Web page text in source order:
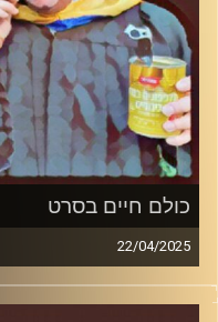
כולם חיים בסרט
22/04/2025
המערכת הפוליטית על
דוד ופרופסור גלעד